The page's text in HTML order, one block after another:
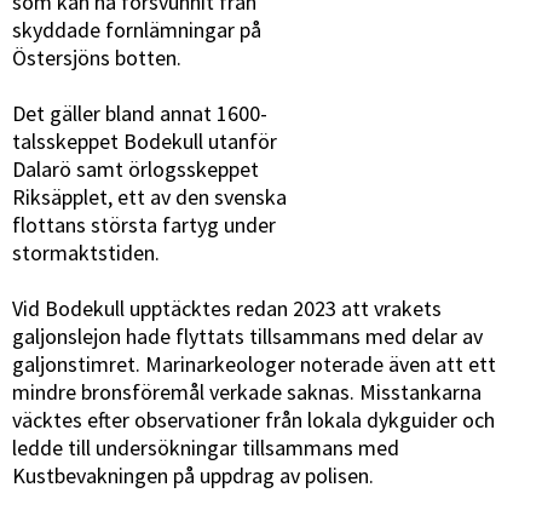
skyddade fornlämningar på
Östersjöns botten.
Det gäller bland annat 1600-
talsskeppet Bodekull utanför
Dalarö samt örlogsskeppet
Riksäpplet, ett av den svenska
flottans största fartyg under
stormaktstiden.
Vid Bodekull upptäcktes redan 2023 att vrakets
galjonslejon hade flyttats tillsammans med delar av
galjonstimret. Marinarkeologer noterade även att ett
mindre bronsföremål verkade saknas. Misstankarna
väcktes efter observationer från lokala dykguider och
ledde till undersökningar tillsammans med
Kustbevakningen på uppdrag av polisen.